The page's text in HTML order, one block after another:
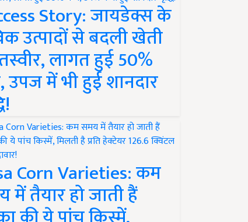
Story: जायडेक्स के
उत्पादों से बदली खेती
लागत हुई 50%
में भी हुई शानदार
Corn Varieties: कम
में तैयार हो जाती हैं